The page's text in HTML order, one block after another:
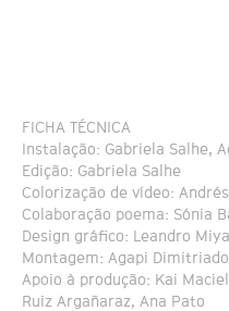
FICHA TÉCNICA
Instalação: Gabriela Salhe,
Edição: Gabriela Salhe
Colorização de vídeo:
Colaboração poema: Sónia
Design gráfico: Leandro
Montagem: Agapi
Apoio à produção: Kai
Ruiz Argañaraz, Ana Pato